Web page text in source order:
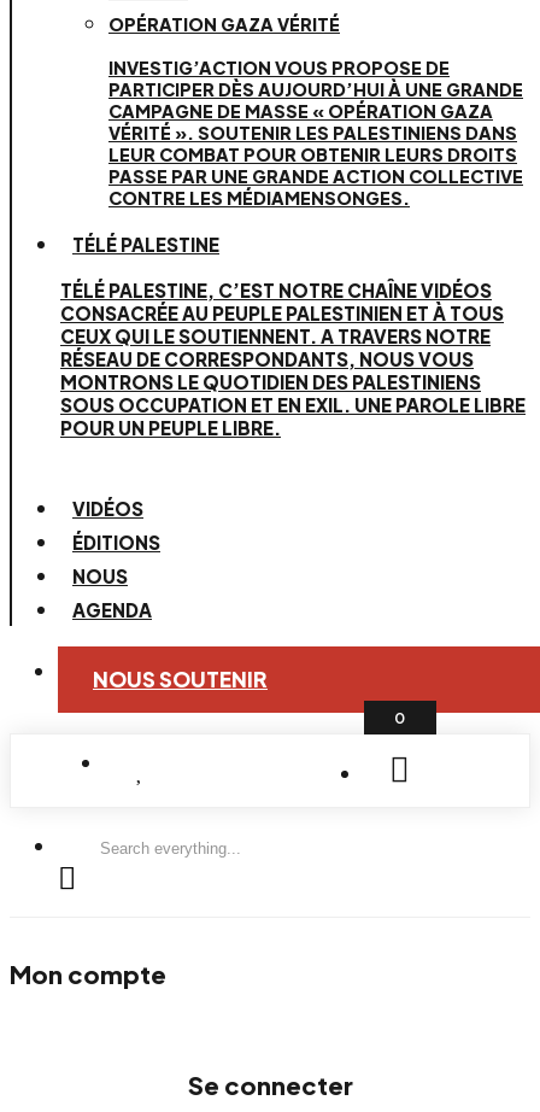
OPÉRATION GAZA VÉRITÉ
INVESTIG’ACTION VOUS PROPOSE DE
PARTICIPER DÈS AUJOURD’HUI À UNE GRANDE
CAMPAGNE DE MASSE « OPÉRATION GAZA
VÉRITÉ ». SOUTENIR LES PALESTINIENS DANS
LEUR COMBAT POUR OBTENIR LEURS DROITS
PASSE PAR UNE GRANDE ACTION COLLECTIVE
CONTRE LES MÉDIAMENSONGES.
TÉLÉ PALESTINE
TÉLÉ PALESTINE, C’EST NOTRE CHAÎNE VIDÉOS
CONSACRÉE AU PEUPLE PALESTINIEN ET À TOUS
CEUX QUI LE SOUTIENNENT. A TRAVERS NOTRE
RÉSEAU DE CORRESPONDANTS, NOUS VOUS
MONTRONS LE QUOTIDIEN DES PALESTINIENS
SOUS OCCUPATION ET EN EXIL. UNE PAROLE LIBRE
POUR UN PEUPLE LIBRE.
VIDÉOS
ÉDITIONS
NOUS
AGENDA
NOUS SOUTENIR
0
Search
Mon compte
Se connecter